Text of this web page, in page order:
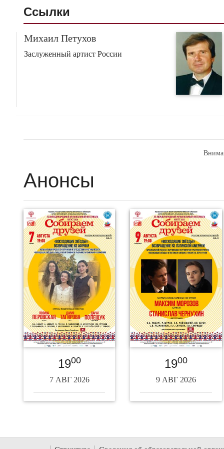
Ссылки
Михаил Петухов
Заслуженный артист России
Анонсы
1900
7 АВГ 2026
1900
9 АВГ 2026